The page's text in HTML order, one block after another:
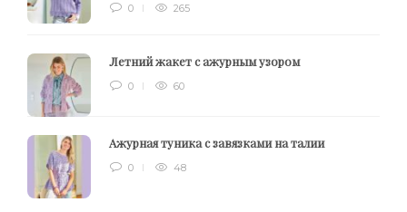
0 265
Летний жакет с ажурным узором
0 60
Ажурная туника с завязками на талии
0 48